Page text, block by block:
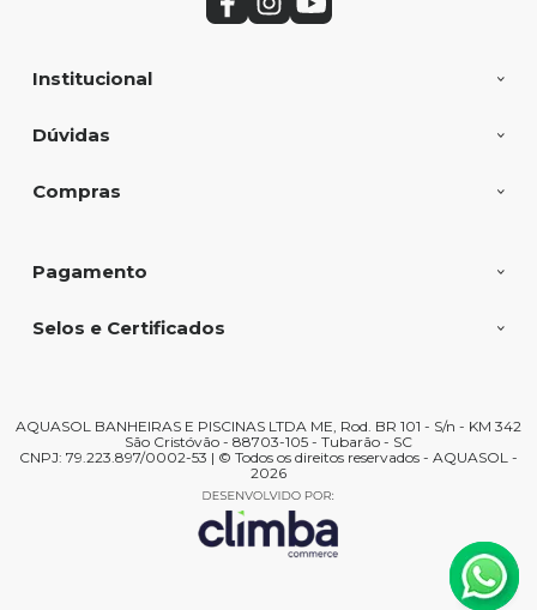
Institucional
Dúvidas
Compras
Pagamento
Selos e Certificados
AQUASOL BANHEIRAS E PISCINAS LTDA ME, Rod. BR 101 - S/n - KM 342
São Cristóvão - 88703-105 - Tubarão - SC
CNPJ: 79.223.897/0002-53 | © Todos os direitos reservados - AQUASOL -
2026